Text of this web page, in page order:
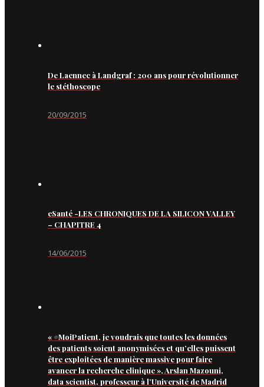
De Laennec à Landgraf : 200 ans pour révolutionner
le stéthoscope
20/09/2015
eSanté -LES CHRONIQUES DE LA SILICON VALLEY
– CHAPITRE 4
14/06/2015
« #MoiPatient, je voudrais que toutes les données
des patients soient anonymisées et qu’elles puissent
être exploitées de manière massive pour faire
avancer la recherche clinique », Arslan Mazouni,
data scientist, professeur à l’Université de Madrid